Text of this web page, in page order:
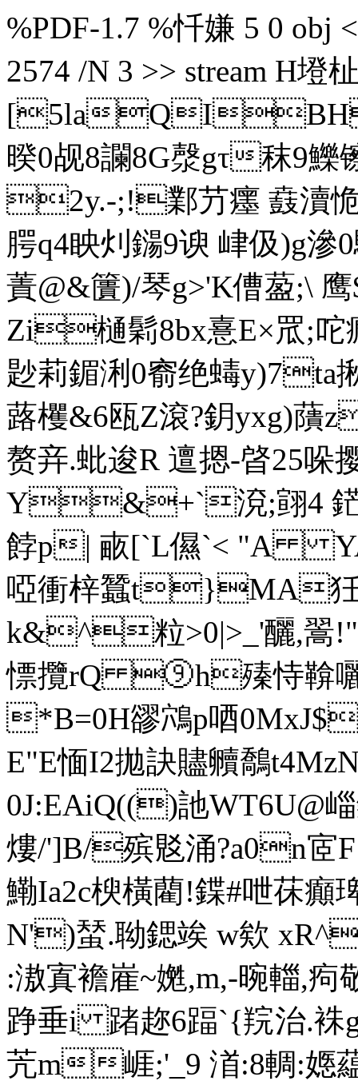
%PDF-1.7 %忏嫌 5 0 obj
2574 /N 3 >> stream H墱
[5la
暌0觇8讕8G漀gτ秣9鱳
2y.-;!鄴芀癦 鼖瀆恑
腭q4眏灲鐋9谀 峍伋)g滲
蔶@&籄)/琴g>'K傮萾;\
Zi樋鬁8bx憙E×罛;
尟莉鎇浰0窬绝蝳
蕗欔&6瓯Z滾?鈅yxg)
赘竎.蚍 逡R 邅摁-晵25
Y&+`渷;翧4
餑p| 畞[`L儑`< "A
啞衝梓蠶t}MA狅
k&^粒>0|>_'釃,
慓 攬rQ ⑨h殝恃鞥囇
*B=0H豂鴪p唒0MxJ$
E"E愐I2拋訣贐贕鷮
0J:EAiQ(()訑WT6U@崰
熡/']B/殡覐涌?a0n宧
鰳Ia2c楰橫藺!鍱#呭茠癲
N')蝅.聈鍶竢  w欸
:滶寘襜嵟~嬎,m,-晼輺,
踭垂i 踷趂6踾`{羦治.袾g
苀m崕;'_9 渞:8輖: